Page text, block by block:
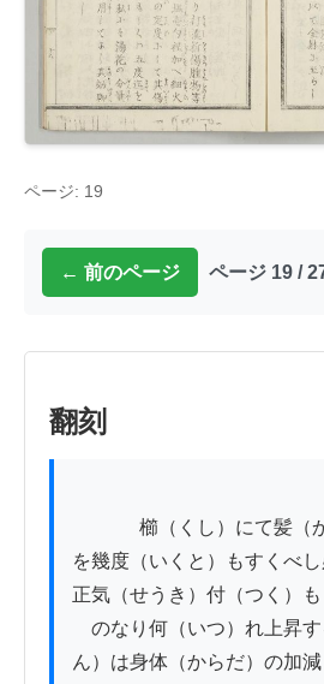
ページ: 19
← 前のページ ページ 19 /
翻刻
を幾度（いくと）もすくべし
正気（せうき）付（つく）も
のなり何（いつ）れ上昇す
ん）は身体（からだ）の加